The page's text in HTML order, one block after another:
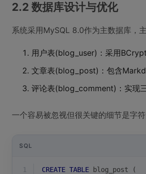
2.2 数据库设计与优化
系统采用MySQL 8.0作为主数据库，
用户表(blog_user)：采用
文章表(blog_post)：包含
评论表(blog_comment)：实现
一个容易被忽视但很关键的细节是字符
SQL
1 CREATE TABLE blog_post (